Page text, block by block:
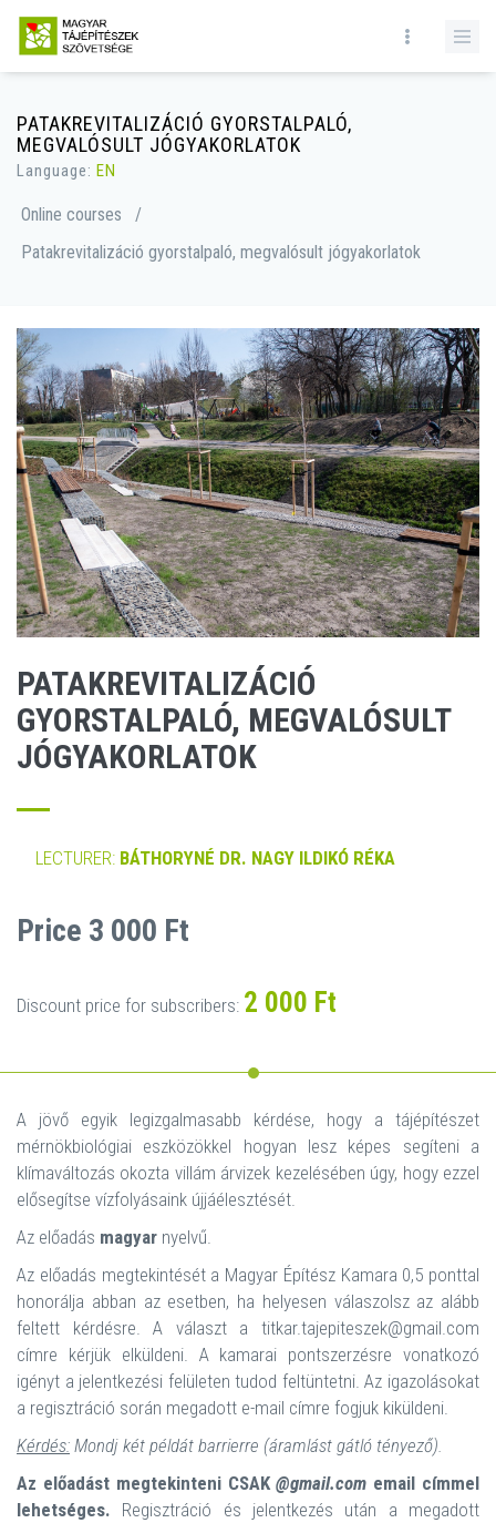
PATAKREVITALIZÁCIÓ GYORSTALPALÓ,
MEGVALÓSULT JÓGYAKORLATOK
Language: EN
Online courses
/
Patakrevitalizáció gyorstalpaló, megvalósult jógyakorlatok
PATAKREVITALIZÁCIÓ
GYORSTALPALÓ, MEGVALÓSULT
JÓGYAKORLATOK
LECTURER: BÁTHORYNÉ DR. NAGY ILDIKÓ RÉKA
Price 3 000 Ft
Discount price for subscribers: 2 000 Ft
A jövő egyik legizgalmasabb kérdése, hogy a tájépítészet
mérnökbiológiai eszközökkel hogyan lesz képes segíteni a
klímaváltozás okozta villám árvizek kezelésében úgy, hogy ezzel
elősegítse vízfolyásaink újjáélesztését.
Az előadás magyar nyelvű.
Az előadás megtekintését a Magyar Építész Kamara 0,5 ponttal
honorálja abban az esetben, ha helyesen válaszolsz az alább
feltett kérdésre. A választ a titkar.tajepiteszek@gmail.com
címre kérjük elküldeni. A kamarai pontszerzésre vonatkozó
igényt a jelentkezési felületen tudod feltüntetni. Az igazolásokat
a regisztráció során megadott e-mail címre fogjuk kiküldeni.
Kérdés: Mondj két példát barrierre (áramlást gátló tényező).
Az előadást megtekinteni CSAK@gmail.com email címmel
lehetséges. Regisztráció és jelentkezés után a megadott